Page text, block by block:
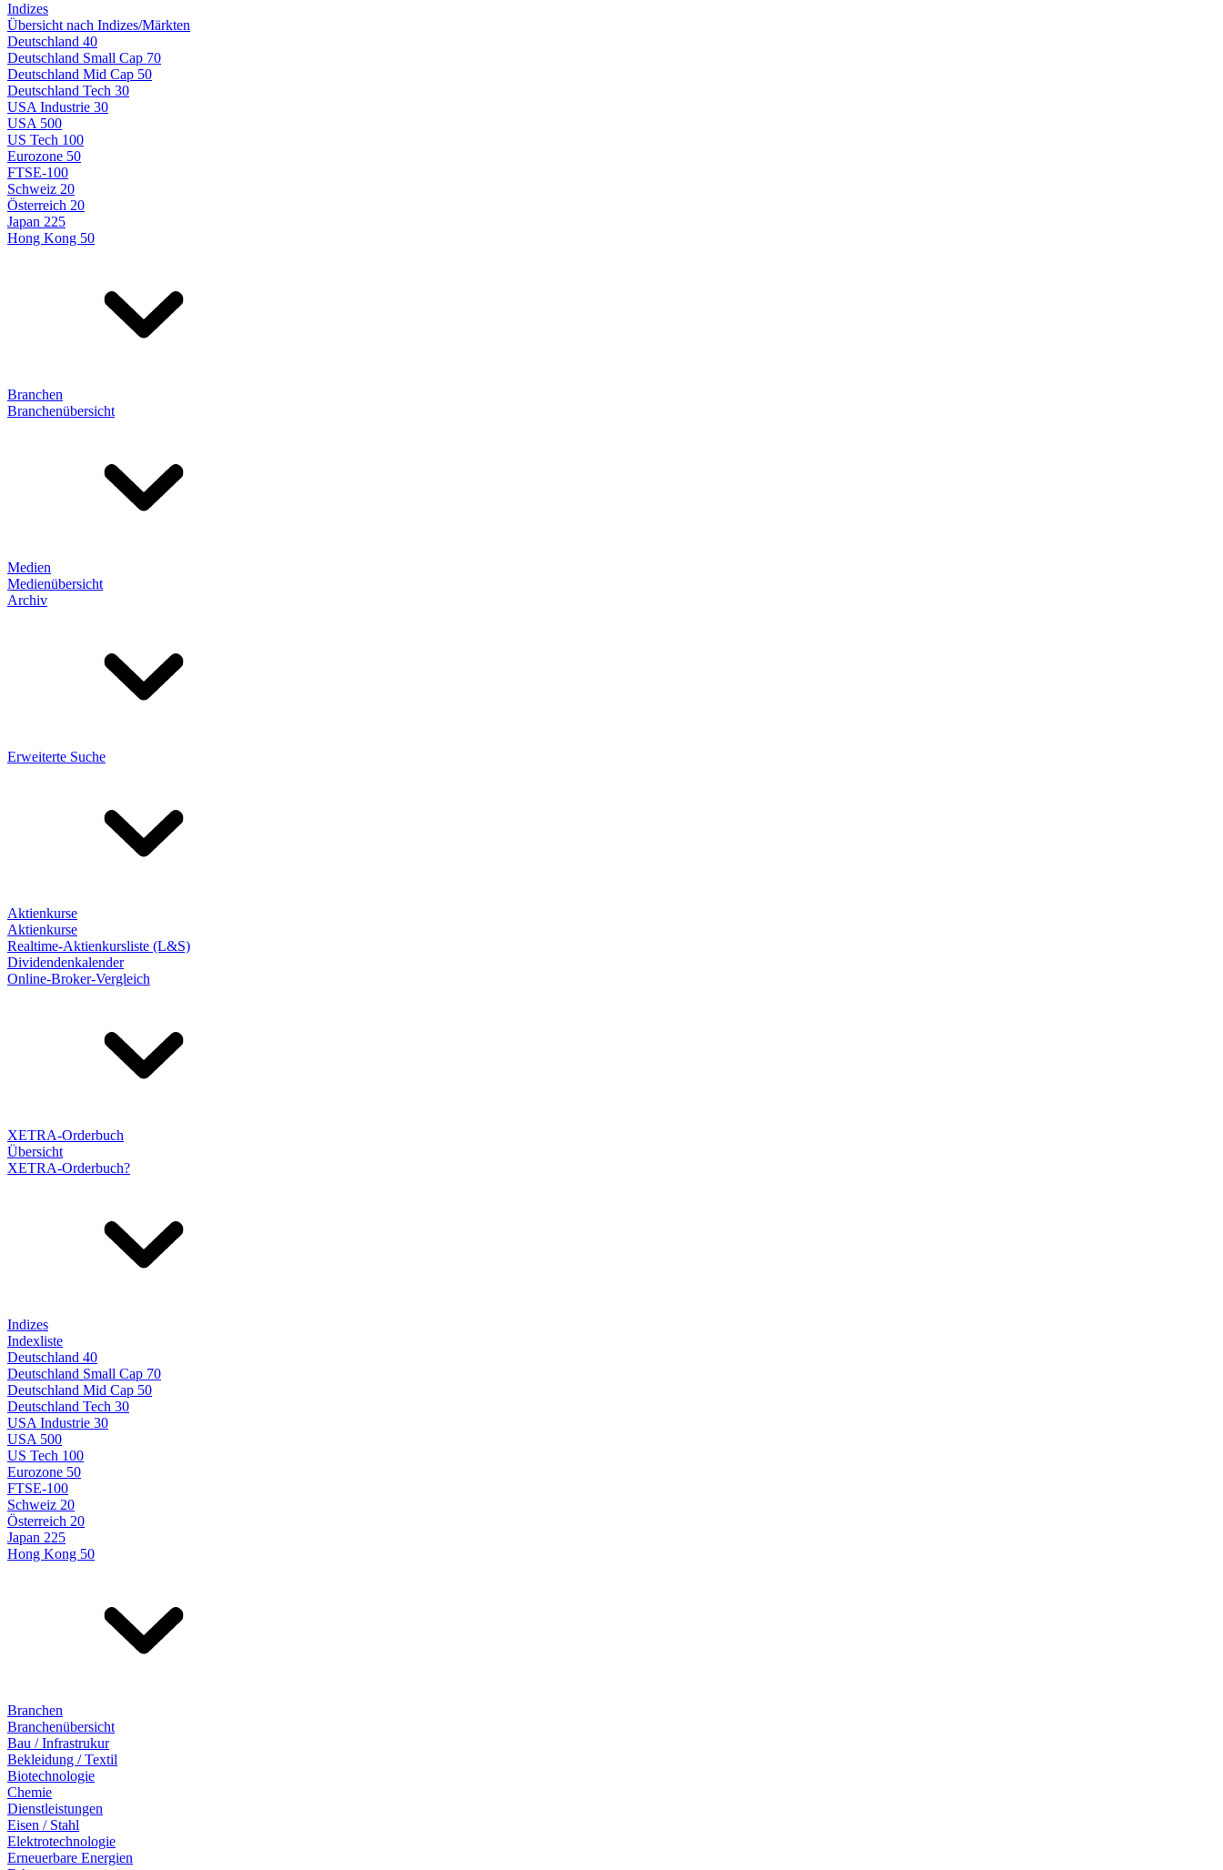
Indizes
Übersicht nach Indizes/Märkten
Deutschland 40
Deutschland Small Cap 70
Deutschland Mid Cap 50
Deutschland Tech 30
USA Industrie 30
USA 500
US Tech 100
Eurozone 50
FTSE-100
Schweiz 20
Österreich 20
Japan 225
Hong Kong 50
Branchen
Branchenübersicht
Medien
Medienübersicht
Archiv
Erweiterte Suche
Aktienkurse
Aktienkurse
Realtime-Aktienkursliste (L&S)
Dividendenkalender
Online-Broker-Vergleich
XETRA-Orderbuch
Übersicht
XETRA-Orderbuch?
Indizes
Indexliste
Deutschland 40
Deutschland Small Cap 70
Deutschland Mid Cap 50
Deutschland Tech 30
USA Industrie 30
USA 500
US Tech 100
Eurozone 50
FTSE-100
Schweiz 20
Österreich 20
Japan 225
Hong Kong 50
Branchen
Branchenübersicht
Bau / Infrastrukur
Bekleidung / Textil
Biotechnologie
Chemie
Dienstleistungen
Eisen / Stahl
Elektrotechnologie
Erneuerbare Energien